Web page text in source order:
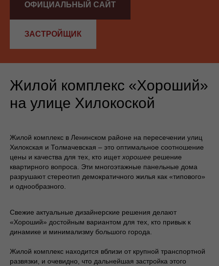
ОФИЦИАЛЬНЫЙ САЙТ
ЗАСТРОЙЩИК
Жилой комплекс «Хороший»
на улице Хилокоской
Жилой комплекс в Ленинском районе на пересечении улиц
Хилокская и Толмачевская – это оптимальное соотношение
цены и качества для тех, кто ищет хорошее решение
квартирного вопроса. Эти многоэтажные панельные дома
разрушают стереотип демократичного жилья как «типового»
и однообразного.
Свежие актуальные дизайнерские решения делают
«Хороший» достойным вариантом для тех, кто привык к
динамике и минимализму большого города.
Жилой комплекс находится вблизи от крупной транспортной
развязки, и очевидно, что дальнейшая застройка этого